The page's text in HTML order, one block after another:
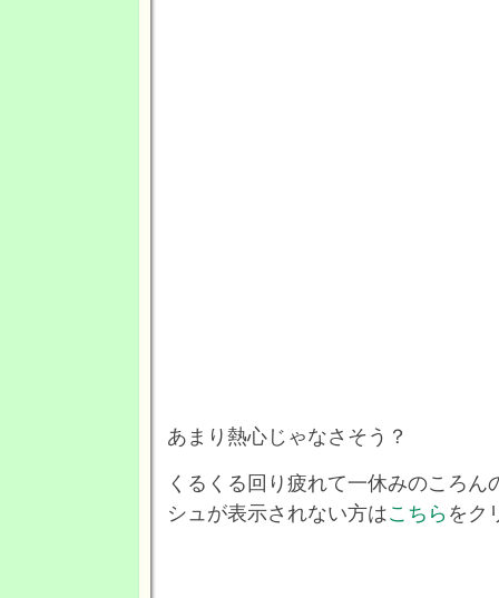
あまり熱心じゃなさそう？
くるくる回り疲れて一休みのころん
シュが表示されない方はこちらをク